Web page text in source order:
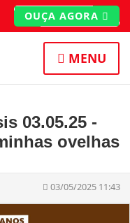
OUÇA AGORA
MENU
03.05.25 -
ovelhas
03/05/2025 11:43